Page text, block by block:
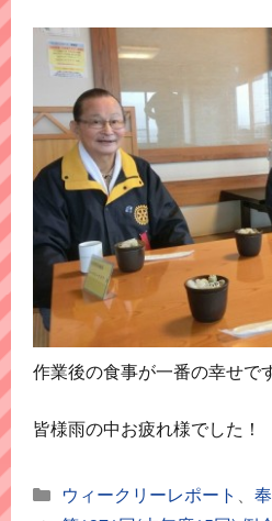
作業後の食事が一番の幸せです
皆様雨の中お疲れ様でした！
カ
ウィークリーレポート 、